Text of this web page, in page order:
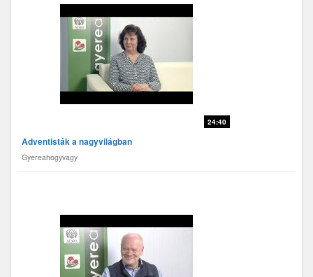
24:40
Adventisták a nagyvilágban
Gyereahogyvagy